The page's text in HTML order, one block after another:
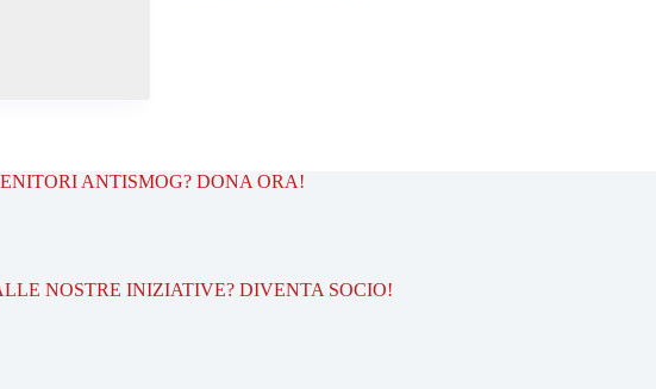
ANTISMOG? DONA ORA!
NOSTRE INIZIATIVE? DIVENTA SOCIO!